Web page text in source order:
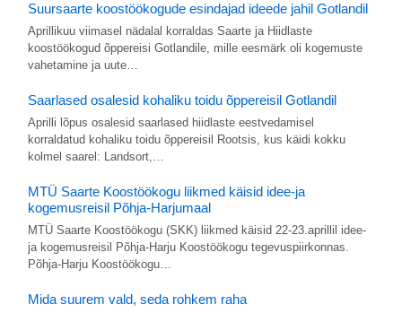
Suursaarte koostöökogude esindajad ideede jahil Gotlandil
Aprillikuu viimasel nädalal korraldas Saarte ja Hiidlaste
koostöökogud õppereisi Gotlandile, mille eesmärk oli kogemuste
vahetamine ja uute…
Saarlased osalesid kohaliku toidu õppereisil Gotlandil
Aprilli lõpus osalesid saarlased hiidlaste eestvedamisel
korraldatud kohaliku toidu õppereisil Rootsis, kus käidi kokku
kolmel saarel: Landsort,…
MTÜ Saarte Koostöökogu liikmed käisid idee-ja
kogemusreisil Põhja-Harjumaal
MTÜ Saarte Koostöökogu (SKK) liikmed käisid 22-23.aprillil idee-
ja kogemusreisil Põhja-Harju Koostöökogu tegevuspiirkonnas.
Põhja-Harju Koostöökogu…
Mida suurem vald, seda rohkem raha